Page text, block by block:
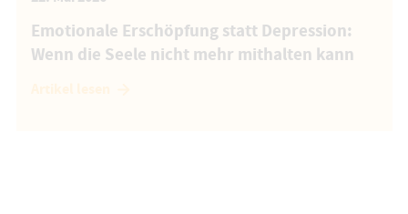
Emotionale Erschöpfung statt Depression:
Wenn die Seele nicht mehr mithalten kann